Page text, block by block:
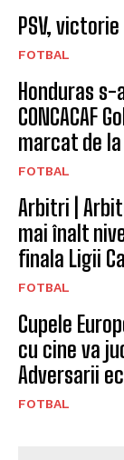
FOTBAL
Cupele
cu cine va
Adversarii
FOTBAL
ARTICOLUL
Handbal (M)
României:
competiția în
Cupei | Craiova